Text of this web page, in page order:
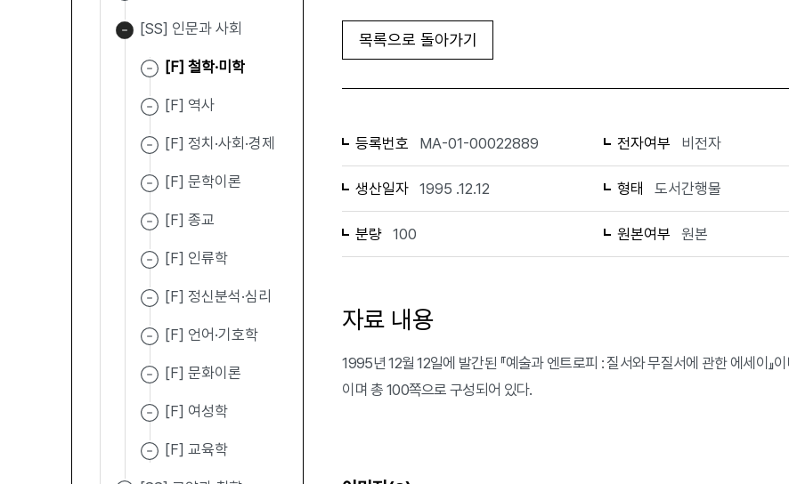
[SS] 인문과 사회
[F] 철학·미학
[F] 역사
[F] 정치·사회·경제
[F] 문학이론
[F] 종교
[F] 인류학
[F] 정신분석·심리
[F] 언어·기호학
[F] 문화이론
[F] 여성학
[F] 교육학
목록으로 돌아가기
등록번호 MA-01-00022889 전자여부 비전자
생산일자 1995 .12.12 형태 도서간행물
분량 100 원본여부 원본
자료 내용
1995년 12월 12일에 발간된 『예술과 엔트로피 : 질서와 무질서에 관한 에세이
이며 총 100쪽으로 구성되어 있다.